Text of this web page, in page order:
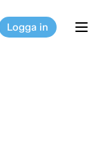
Logga in